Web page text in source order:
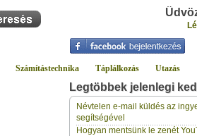
Számítástechnika Táplálkozás Utazás
Legtöbbek jelenlegi
Névtelen e-mail küldés az
segítségével
Hogyan mentsünk le zenét
11 órája
gabor733a kedvencei
Leopárdgekkó-etetés
című tippet.
gabor733a kedvencei